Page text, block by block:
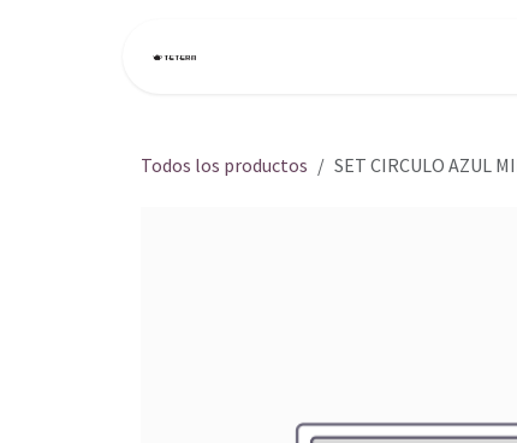
Todos los productos SET CIRCULO AZUL